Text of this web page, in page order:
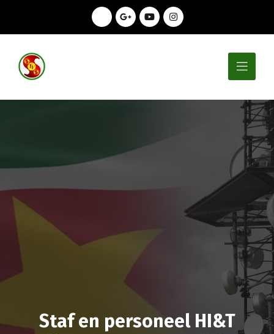
Staf en personeel HI&T